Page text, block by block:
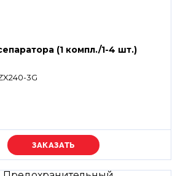
(1 компл./1-4 шт.)
3G
Уточняйте цену